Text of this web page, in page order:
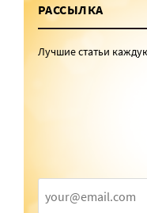
РАССЫЛКА
Лучшие статьи